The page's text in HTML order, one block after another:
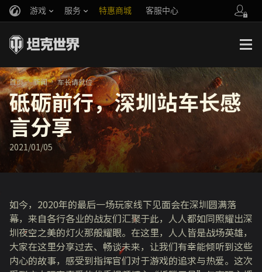
游戏 服务 特惠商城 客服中心
你好，吾久
万圣节
《以战止战》
官方自媒体
首页 新闻 车长请就位
砥砺前行，深圳站车长感
言分享
2021/01/05
如今，2020年的最后一场玩家线下见面会在深圳圆满落
幕，来自各行各业的战友们汇聚于此，人人都如同照耀出深
圳夜空之美的灯火那般耀眼。在这里，人人皆是战场英雄，
大家在这里分享过去、畅谈未来，让我们有幸能倾听到这些
内心的故事，感受到指挥官们对于游戏的追求与热爱。这次